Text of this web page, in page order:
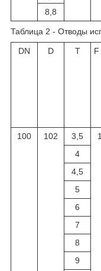
8,8
Таблица 2 - Отводы
DN D Т F
100
102 3,5
4
4,5
5
6
7
8
9